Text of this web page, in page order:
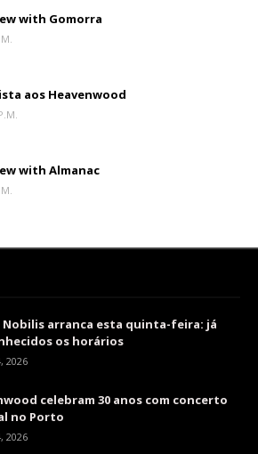
with Gomorra
aos Heavenwood
with Almanac
Nobilis arranca esta quinta-feira: já
os horários
2026
celebram 30 anos com concerto
no Porto
2026